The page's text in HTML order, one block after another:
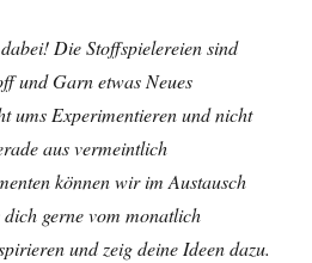
Die Stoffspielereien sind
und Garn etwas Neues
ums Experimentieren und nicht
aus vermeintlich
können wir im Austausch
gerne vom monatlich
und zeig deine Ideen dazu.